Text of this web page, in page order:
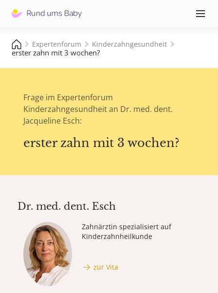
≡
Expertenforum Kinderzahngesundheit
erster zahn mit 3 wochen?
Frage im Expertenforum
Kinderzahngesundheit an Dr. med. dent.
Jacqueline Esch:
erster zahn mit 3 wochen?
Dr. med. dent. Esch
Zahnärztin spezialisiert auf
Kinderzahnheilkunde
zur Vita